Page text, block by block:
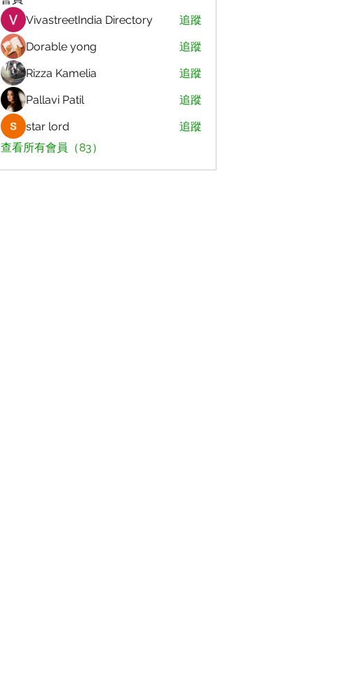
VivastreetIndia Directory
追蹤
Dorable yong
追蹤
Rizza Kamelia
追蹤
Pallavi Patil
追蹤
star lord
追蹤
查看所有會員（83）